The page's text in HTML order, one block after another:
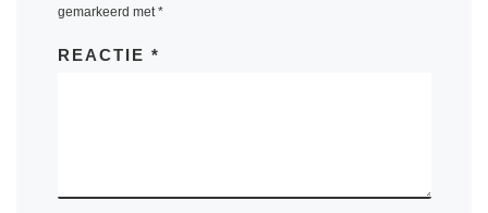
gemarkeerd met *
REACTIE *